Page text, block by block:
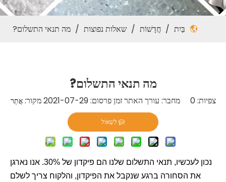
בַּיִת / חֲדָשׁוֹת / שאלות נפוצות / מה תנאי התשלום?
מה תנאי התשלום?
צפיות:0 מחבר: עורך האתר זמן פרסום: 2021-07-29 מקור: אֲתַר
לִשְׁאוֹל
נכון לעכשיו, תנאי התשלום שלנו הם פיקדון של 30%. אנו נארגן
את הסחורה ברגע שנקבל את הפיקדון, והלקוח צריך לשלם